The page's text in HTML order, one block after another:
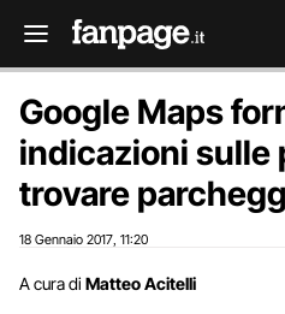
Google Maps
indicazioni sulle
trovare
18 Gennaio 2017 11:20
A cura di Matteo Acitelli